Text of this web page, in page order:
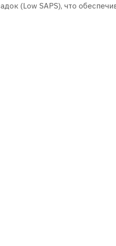
(Low SAPS), что
современных легковых